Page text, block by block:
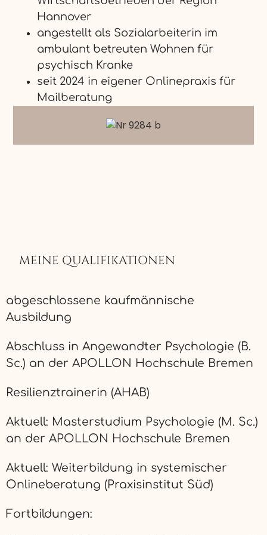
Hannover
angestellt als Sozialarbeiterin im
ambulant betreuten Wohnen für
psychisch Kranke
seit 2024 in eigener Onlinepraxis für
Mailberatung
MEINE QUALIFIKATIONEN
abgeschlossene kaufmännische
Ausbildung
Abschluss in Angewandter Psychologie (B.
Sc.) an der APOLLON Hochschule Bremen
Resilienztrainerin (AHAB)
Aktuell: Masterstudium Psychologie (M. Sc.)
an der APOLLON Hochschule Bremen
Aktuell: Weiterbildung in systemischer
Onlineberatung (Praxisinstitut Süd)
Fortbildungen: